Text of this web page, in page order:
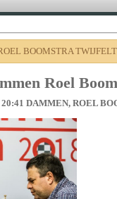
BOOMSTRA
Roel
20:41 DAMMEN, ROEL